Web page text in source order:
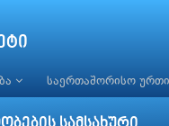
საერთაშორისო